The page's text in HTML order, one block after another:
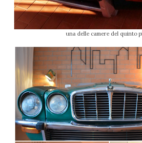
una delle camere del quinto